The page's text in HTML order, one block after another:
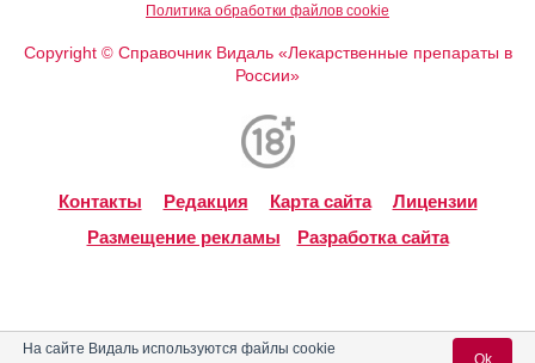
Политика обработки файлов cookie
Copyright ©Справочник Видаль «Лекарственные препараты в
России»
Контакты Редакция Карта сайта
Лицензии
Размещение рекламы
Разработка сайта
На сайте Видаль используются файлы cookie
Ok